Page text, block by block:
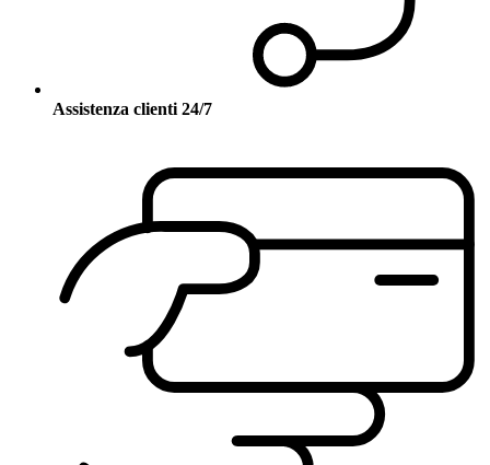
Assistenza clienti 24/7